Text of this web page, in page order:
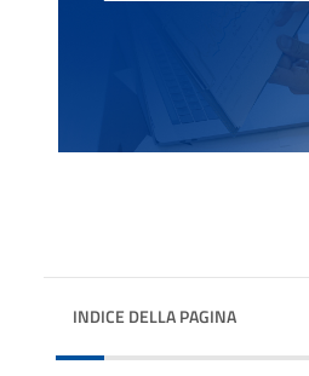
INDICE DELLA PAGINA